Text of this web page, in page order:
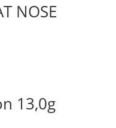
NOSE
13,0g